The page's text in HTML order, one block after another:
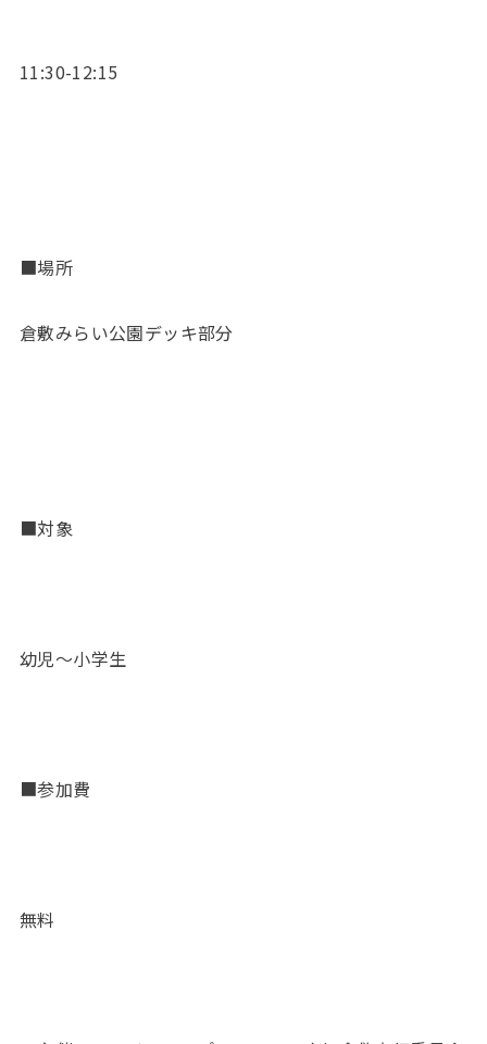
11:30-12:15
■場所
倉敷みらい公園デッキ部分
■対象
幼児〜小学生
■参加費
無料